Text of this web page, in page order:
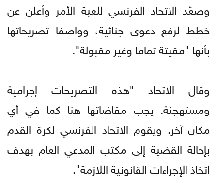
وصعّد الاتحاد الفرنسي للعبة الأمر وأعلن عن
خطط لرفع دعوى جنائية، وواصفا تصريحاتها
بأنها "مقيتة تماما وغير مقبولة".
وقال الاتحاد "هذه التصريحات إجرامية
ومستهجنة. يجب مقاضاتها هنا كما في أي
مكان آخر. ويقوم الاتحاد الفرنسي لكرة القدم
بإحالة القضية إلى مكتب المدعي العام بهدف
اتخاذ الإجراءات القانونية اللازمة".